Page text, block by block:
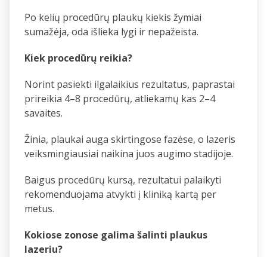
Po kelių procedūrų plaukų kiekis žymiai
sumažėja, oda išlieka lygi ir nepažeista.
Kiek procedūrų reikia?
Norint pasiekti ilgalaikius rezultatus, paprastai
prireikia 4–8 procedūrų, atliekamų kas 2–4
savaites.
Žinia, plaukai auga skirtingose fazėse, o lazeris
veiksmingiausiai naikina juos augimo stadijoje.
Baigus procedūrų kursą, rezultatui palaikyti
rekomenduojama atvykti į kliniką kartą per
metus.
Kokiose zonose galima šalinti plaukus
lazeriu?